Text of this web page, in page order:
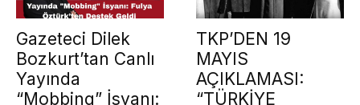
Gazeteci Dilek
Bozkurt’tan Canlı
Yayında
“Mobbing” İsyanı:
TKP’DEN 19
MAYIS
AÇIKLAMASI:
“TÜRKİYE